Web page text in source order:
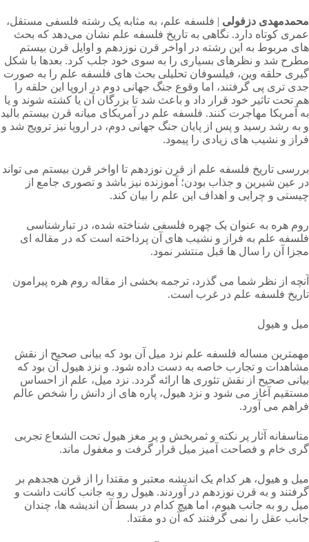
محمدمهدی دزفولی | فلسفه علم، به مثابه یک رشته فلسفی مستقل،
عمری کوتاه دارد. نگاهی به تاریخ فلسفه علم نشان می‌دهد که بحث
های مربوط به این رشته در اواخر قرن نوزدهم و اوایل قرن بیستم
مطرح شد و نظرهای بسیاری را به سوی خود جلب کرد. بعدها با شکل
گیری حلقه وین، فیلسوفان تحلیلی بحث های فلسفه علم را به صورت
جدی تری پی گرفتند، اما وقوع جنگ جهانی دوم در اروپا این حلقه را
هم تحت تاثیر خود قرار داد و باعث شد تا بزرگان آن یا کشته شوند و یا
به آمریکا مهاجرت کنند. فلسفه علم در آمریکای میانه قرن بیستم بالید
و به رشد رسید و پس از پایان جنگ جهانی دوم، در اروپا نیز ترویج شد و
فراز و نشیب های زیادی را پیمود.
بررسی تاریخ فلسفه علم از قرن نوزدهم تا اواخر قرن بیستم می تواند
در عین شیرین و جذاب بودن؛ آموزنده نیز باشد و تصوری جامع از
چیستی و چرایی و اهداف این علم را بیان کند.
روم هره به عنوان یک چهره فلسفی شناخته شده، در تبارشناسی
فلسفه علم به فراز و نشیب های آن پرداخته است که در مقاله ای
مجزا آن را سال ها قبل منتشر نمود.
آنچه از نظر شما می گذرد، ترجمه بخشی از مقاله روم هره پیرامون
تاریخ فلسفه علم در غرب است.
میل و هیول
مهمترین مساله فلسفه علم نزد میل آن بود که بیانی صحیح از نقش
مشاهدات و تجارب خاصه به دست داده شود. و نزد هیول آن بود که
بیانی صحیح از نقش تئوری ها ارائه گردد. نزد میل، علم از احساس
مستقیم آغاز می شود و نزد هیول، پاره های از دانش را شخص عالم
فراهم می آورد.
متاسفانه آثار پر نکته و ثمربخش و پر مغز هیول تحت الشعاع تجربی
گری خام و فصاحت آمیز میل قرار گرفت و مغفول ماند.
میل و هیول، هر کدام یک اندیشه معتبر و مقتدا را از قرن هجدهم بر
گرفتند و به قرن نوزدهم در آوردند. هیول رو به جانب کانت داشت و
میل رو به جانب هیوم، اما هیچ کدام در بسط آن اندیشه ها، چندان
جانب عقل را نمی گرفتند که آن دو مقتدا.